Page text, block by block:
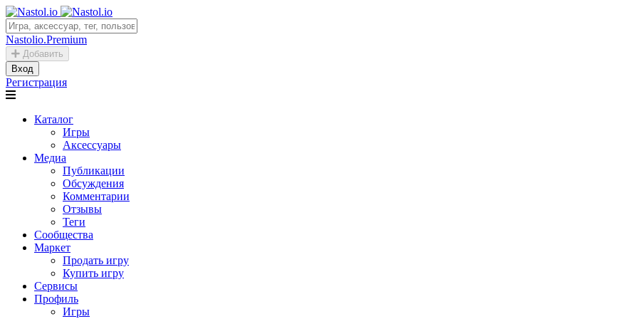
Nastolio.Premium
Добавить
Вход
Регистрация
Каталог
Игры
Аксессуары
Медиа
Публикации
Обсуждения
Комментарии
Отзывы
Теги
Сообщества
Маркет
Продать игру
Купить игру
Сервисы
Профиль
Игры